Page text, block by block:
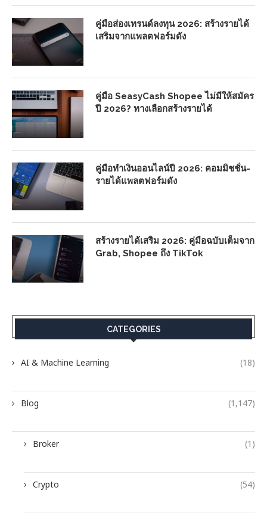
คู่มือส่องเทรนด์ลงทุน 2026: สร้างรายได้
เสริมจากแพลตฟอร์มดัง
คู่มือ SeasyCash Shopee ไม่มีให้สมัคร
ปี 2026? ทางเลือกสร้างรายได้
คู่มือทำเงินออนไลน์ปี 2026: คอมมิชชั่น-
รายได้แพลตฟอร์มดัง
สร้างรายได้เสริม 2026: คู่มือฉบับเต็มจาก
Grab, Shopee ถึง TikTok
CATEGORIES
AI & Machine Learning (18)
Blog (1,147)
Broker (1)
Crypto (54)